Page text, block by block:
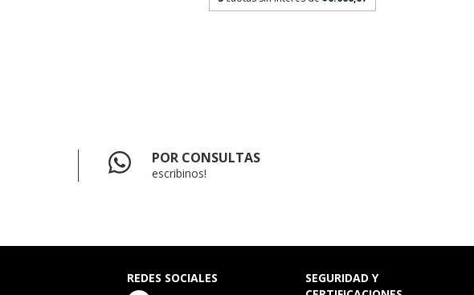
POR CONSULTAS
escribinos!
REDES SOCIALES
SEGURIDAD Y